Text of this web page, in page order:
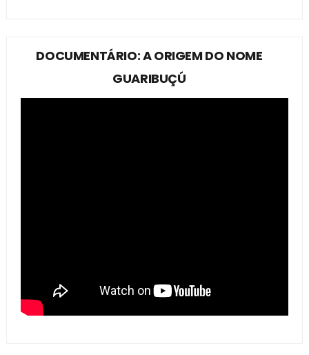
DOCUMENTÁRIO: A ORIGEM DO NOME
GUARIBUÇÚ